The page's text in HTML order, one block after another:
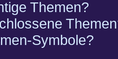
Themen?
Symbole?